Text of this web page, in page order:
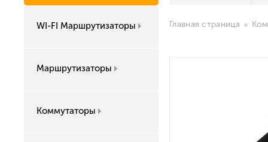
WI-FI Маршрутизаторы
Маршрутизаторы
Коммутаторы
Главная страница